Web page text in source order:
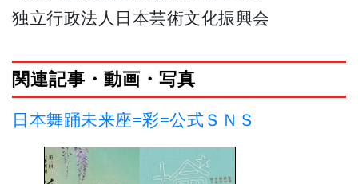
独立行政法人日本芸術文化振興会
関連記事・動画・写真
日本舞踊未来座=彩=公式ＳＮＳ